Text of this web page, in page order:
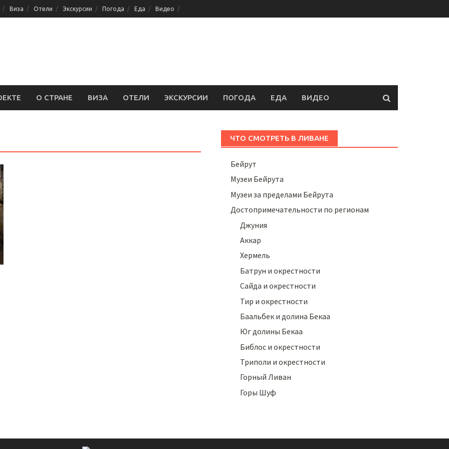
Виза Отели Экскурсии Погода Еда Видео
О СТРАНЕ ВИЗА ОТЕЛИ ЭКСКУРСИИ ПОГОДА ЕДА ВИДЕО
ЧТО СМОТРЕТЬ В ЛИВАНЕ
Бейрут
Музеи Бейрута
Музеи за пределами Бейрута
Достопримечательности по регионам
Джуния
Аккар
Хермель
Батрун и окрестности
Сайда и окрестности
Тир и окрестности
Баальбек и долина Бекаа
Юг долины Бекаа
Библос и окрестности
Триполи и окрестности
Горный Ливан
Горы Шуф